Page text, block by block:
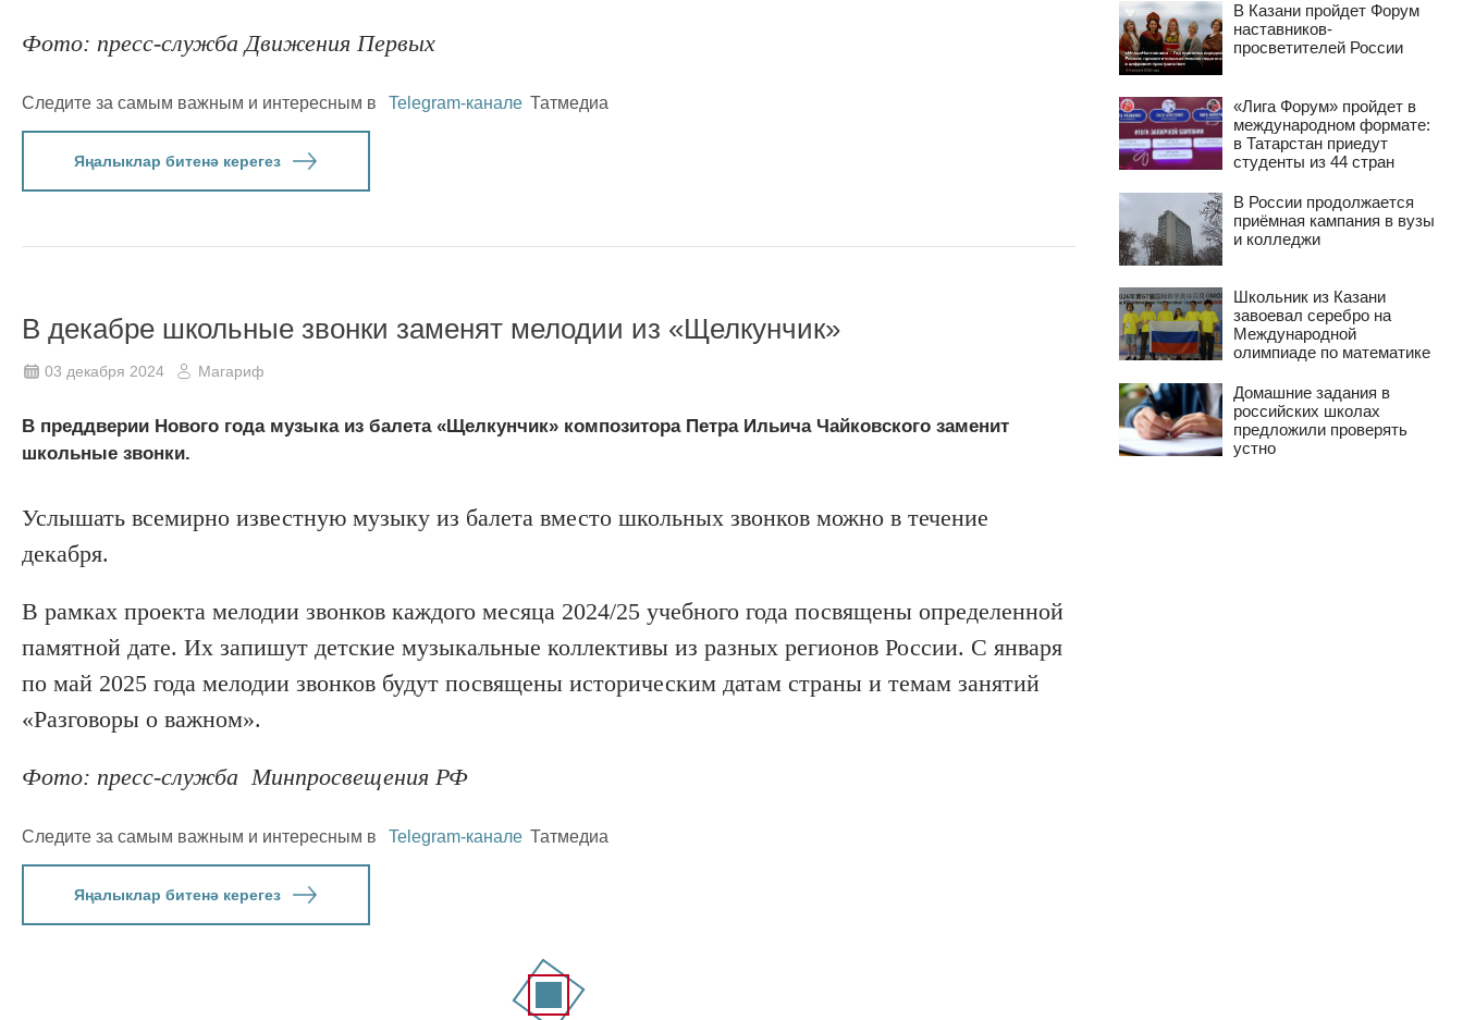
Фото: пресс-служба Движения Первых
Следите за самым важным и интересным в Telegram-канале Татмедиа
Яңалыклар битенә керегез
В декабре школьные звонки заменят мелодии из «Щелкунчик»
03 декабря 2024 Магариф
В преддверии Нового года музыка из балета «Щелкунчик» композитора Петра Ильича Чайковского заменит
школьные звонки.
Услышать всемирно известную музыку из балета вместо школьных звонков можно в течение
декабря.
В рамках проекта мелодии звонков каждого месяца 2024/25 учебного года посвящены определенной
памятной дате. Их запишут детские музыкальные коллективы из разных регионов России. С января
по май 2025 года мелодии звонков будут посвящены историческим датам страны и темам занятий
«Разговоры о важном».
Фото: пресс-служба Минпросвещения РФ
Следите за самым важным и интересным в Telegram-канале Татмедиа
Яңалыклар битенә керегез
В Казани пройдет Форум
наставников-
просветителей России
«Лига Форум» пройдет в
международном формате:
в Татарстан приедут
студенты из 44 стран
В России продолжается
приёмная кампания в вузы
и колледжи
Школьник из Казани
завоевал серебро на
Международной
олимпиаде по математике
Домашние задания в
российских школах
предложили проверять
устно